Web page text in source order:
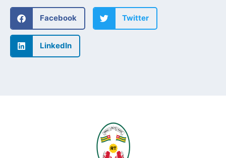
Facebook Twitter
LinkedIn